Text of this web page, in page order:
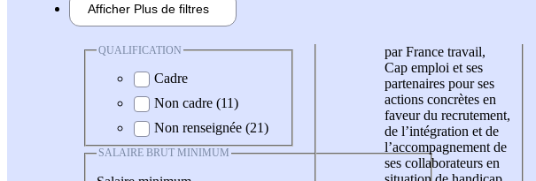
Afficher Plus de filtres
QUALIFICATION
Cadre
Non cadre (11)
Non renseignée (21)
SALAIRE BRUT MINIMUM
par France travail,
Cap emploi et ses
partenaires pour ses
actions concrètes en
faveur du recrutement,
de l’intégration et de
l’accompagnement de
ses collaborateurs en